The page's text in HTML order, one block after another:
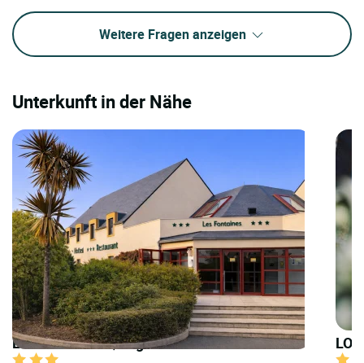
Weitere Fragen anzeigen
Unterkunft in der Nähe
LOGIS HOTELS | Logis Hôtel les Fontaines